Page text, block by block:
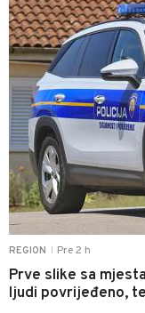
REGION Pre 2 h
Prve slike sa
ljudi povrijeđeno,